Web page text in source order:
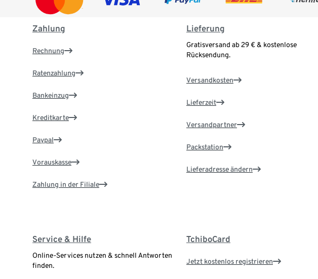
Zahlung
Rechnung
Ratenzahlung
Bankeinzug
Kreditkarte
Paypal
Vorauskasse
Zahlung in der Filiale
Lieferung
Gratisversand ab 29 € & kostenlose
Rücksendung.
Versandkosten
Lieferzeit
Versandpartner
Packstation
Lieferadresse ändern
Service & Hilfe
Online-Services nutzen & schnell Antworten
finden.
TchiboCard
Jetzt kostenlos registrieren